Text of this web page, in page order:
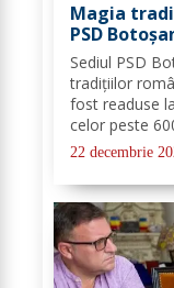
Magia
PSD
FOTO
Sediul PSD
tradițiilor
fost readuse
celor peste
din întreg
22 decembrie